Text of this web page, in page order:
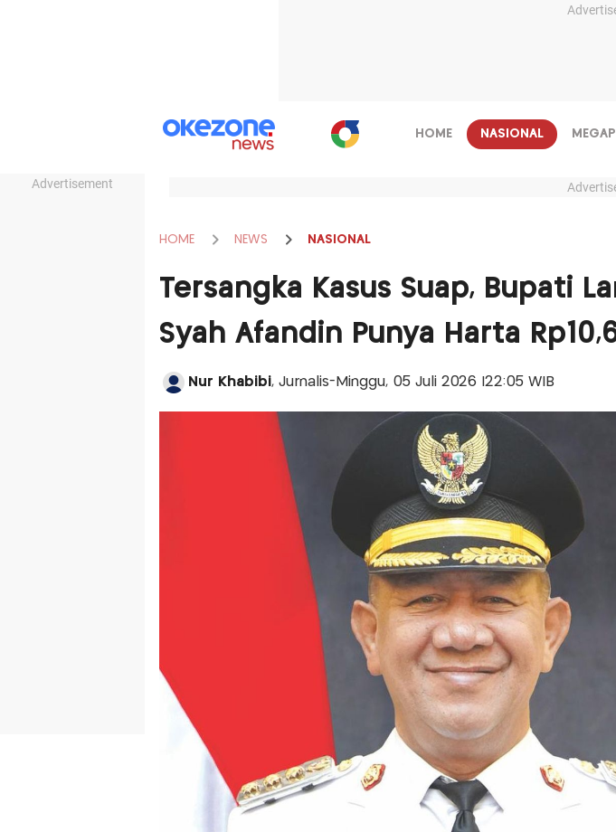
Advertisement
HOME NASIONAL
HOME NEWS NASIONAL
Tersangka Kasus Suap, Bupati
Syah Afandin Punya Harta
Nur Khabibi, Jurnalis-Minggu, 05 Juli 2026 |22:05 WIB